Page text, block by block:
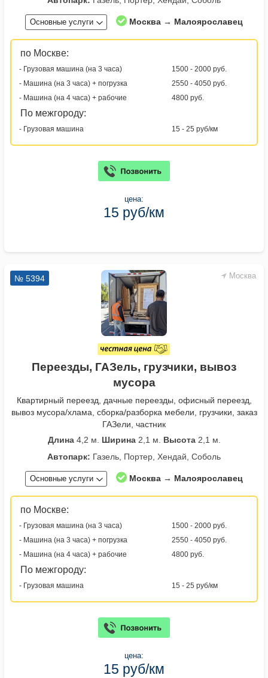
Основные услуги Москва → Малоярославец
по Москве:
- Грузовая машина (на 3 часа)
1500 - 2000 руб.
- Машина (на 3 часа) + погрузка
2550 - 4050 руб.
- Машина (на 4 часа) + рабочие
4800 руб.
По межгороду:
- Грузовая машина 15 - 25 руб/км
цена:
15 руб/км
Москва
№ 5394
Переезды, ГАЗель, грузчики, вывоз
мусора
Квартирный переезд, дачные переезды, офисный переезд,
вывоз мусора/хлама, сборка/разборка мебели, грузчики, заказ
ГАЗели, частник
Длина4,2 м. Ширина2,1 м. Высота2,1 м.
Автопарк: Газель, Портер, Хендай, Соболь
Основные услуги Москва → Малоярославец
по Москве:
- Грузовая машина (на 3 часа)
1500 - 2000 руб.
- Машина (на 3 часа) + погрузка
2550 - 4050 руб.
- Машина (на 4 часа) + рабочие
4800 руб.
По межгороду:
- Грузовая машина 15 - 25 руб/км
цена:
15 руб/км